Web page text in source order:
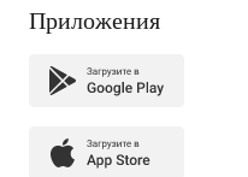
Приложения